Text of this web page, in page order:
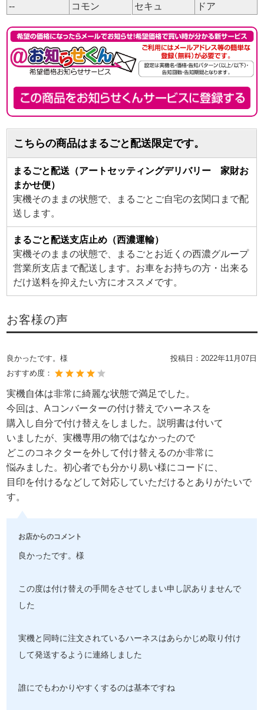
--
コモン セキュ ドア
こちらの商品はまるごと配送限定です。
まるごと配送（アートセッティングデリバリー 家財お
まかせ便）
実機そのままの状態で、まるごとご自宅の玄関口まで配
送します。
まるごと配送支店止め（西濃運輸）
実機そのままの状態で、まるごとお近くの西濃グループ
営業所支店まで配送します。お車をお持ちの方・出来る
だけ送料を抑えたい方にオススメです。
お客様の声
良かったです。様 投稿日：2022年11月07日
おすすめ度：
実機自体は非常に綺麗な状態で満足でした。
今回は、Aコンバーターの付け替えでハーネスを
購入し自分で付け替えをしました。説明書は付いて
いましたが、実機専用の物ではなかったので
どこのコネクターを外して付け替えるのか非常に
悩みました。初心者でも分かり易い様にコードに、
目印を付けるなどして対応していただけるとありがたいで
す。
お店からのコメント
良かったです。様
この度は付け替えの手間をさせてしまい申し訳ありませんで
した
実機と同時に注文されているハーネスはあらかじめ取り付け
して発送するように連絡しました
誰にでもわかりやすくするのは基本ですね